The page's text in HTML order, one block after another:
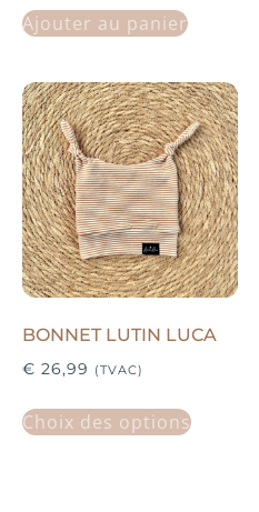
Ajouter au panier
BONNET LUTIN LUCA
€ 26,99 (TVAC)
Choix des options